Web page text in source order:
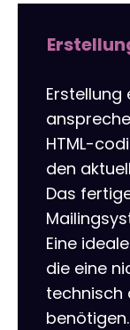
HTML-
den
Das
Eine
die eine
technisch
benötigen.